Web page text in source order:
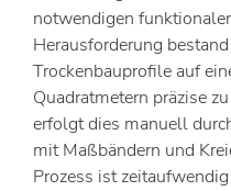
notwendigen
Herausforderung
Trockenbauprofile auf
Quadratmetern präzise
erfolgt dies manuell
mit Maßbändern und
Prozess ist